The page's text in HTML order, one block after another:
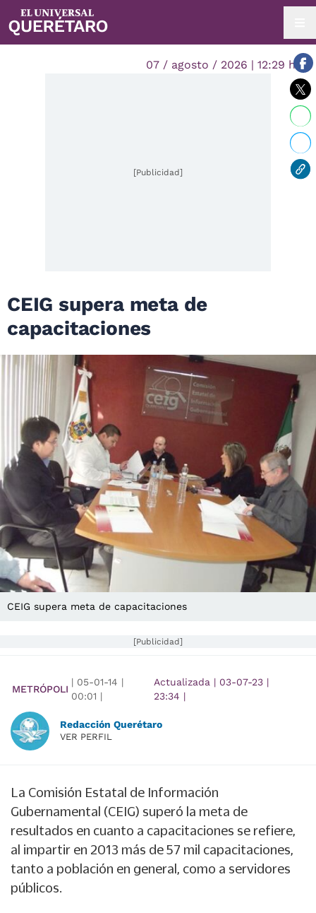
07 / agosto / 2026 | 12:29 hrs.
[Publicidad]
CEIG supera meta de
capacitaciones
CEIG supera meta de capacitaciones
[Publicidad]
METRÓPOLI
| 05-01-14 |
00:01 |
Actualizada | 03-07-23 |
23:34 |
Redacción Querétaro
VER PERFIL
La Comisión Estatal de Información
Gubernamental (CEIG) superó la meta de
resultados en cuanto a capacitaciones se refiere,
al impartir en 2013 más de 57 mil capacitaciones,
tanto a población en general, como a servidores
públicos.